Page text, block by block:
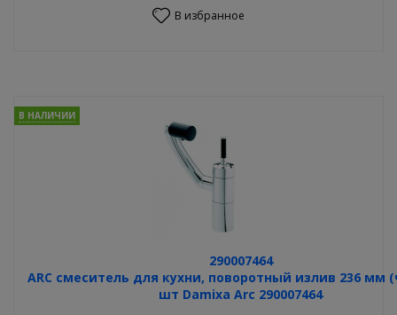
В избранное
290007464
ARC смеситель для кухни, поворотный излив 236 мм
шт Damixa Arc 290007464
В НАЛИЧИИ